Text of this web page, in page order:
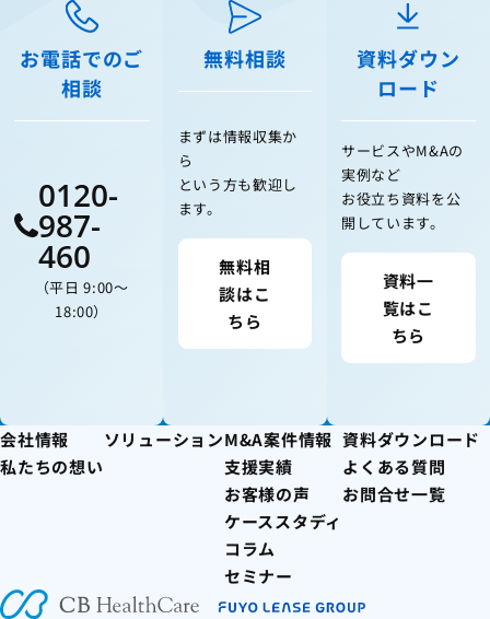
お電話でのご
相談
0120-
987-
460
（平日 9:00〜
18:00）
無料相談
まずは情報収集か
ら
という方も歓迎し
ます。
無料相
談はこ
ちら
資料ダウン
ロード
サービスやM&Aの
実例など
お役立ち資料を公
開しています。
資料一
覧はこ
ちら
会社情報
私たちの想い
ソリューションM&A案件情報
支援実績
お客様の声
ケーススタディ
コラム
セミナー
資料ダウンロード
よくある質問
お問合せ一覧